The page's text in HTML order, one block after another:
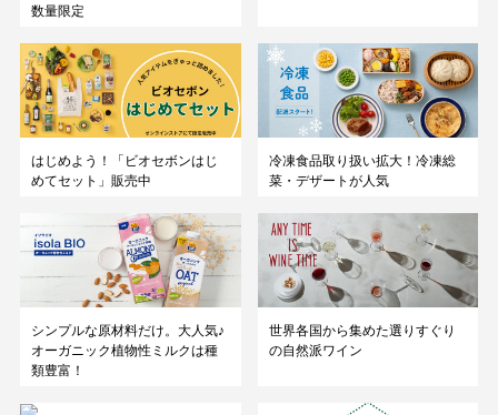
数量限定
はじめよう！「ビオセボンはじ
めてセット」販売中
冷凍食品取り扱い拡大！冷凍総
菜・デザートが人気
シンプルな原材料だけ。大人気♪
オーガニック植物性ミルクは種
類豊富！
世界各国から集めた選りすぐり
の自然派ワイン